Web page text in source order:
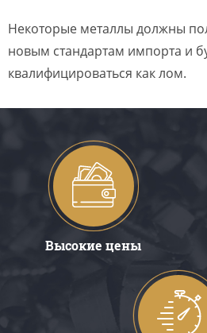
Некоторые металлы должны
новым стандартам импорта и
квалифицироваться как лом.
Высокие цены